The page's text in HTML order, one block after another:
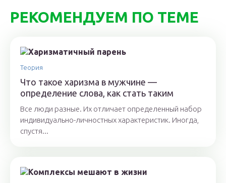
РЕКОМЕНДУЕМ ПО ТЕМЕ
Теория
Что такое харизма в мужчине —
определение слова, как стать таким
Все люди разные. Их отличает определенный набор
индивидуально-личностных характеристик. Иногда,
спустя...